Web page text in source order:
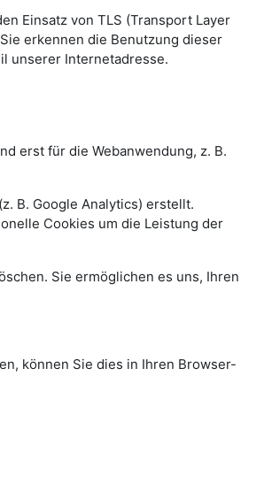
Einsatz von TLS (Transport Layer
erkennen die Benutzung dieser
unserer Internetadresse.
erst für die Webanwendung, z. B.
B. Google Analytics) erstellt.
Cookies um die Leistung der
Sie ermöglichen es uns, Ihren
können Sie dies in Ihren Browser-